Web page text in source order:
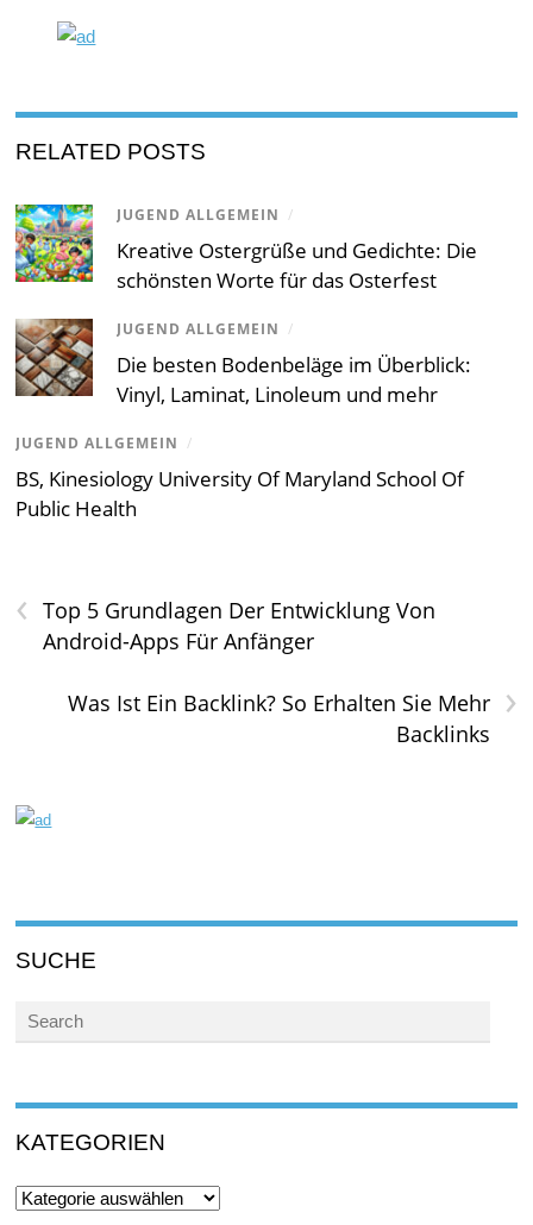
RELATED POSTS
JUGEND ALLGEMEIN /
Kreative Ostergrüße und Gedichte: Die
schönsten Worte für das Osterfest
JUGEND ALLGEMEIN /
Die besten Bodenbeläge im Überblick:
Vinyl, Laminat, Linoleum und mehr
JUGEND ALLGEMEIN /
BS, Kinesiology University Of Maryland School Of
Public Health
‹
Top 5 Grundlagen Der Entwicklung Von
Android-Apps Für Anfänger
›
Was Ist Ein Backlink? So Erhalten Sie Mehr
Backlinks
SUCHE
KATEGORIEN
Kategorien